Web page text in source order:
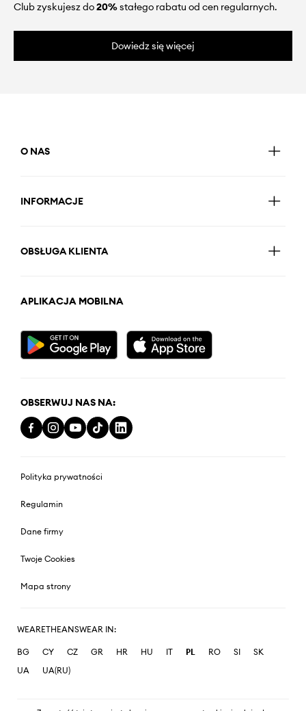
Club zyskujesz do20%stałego rabatu od cen regularnych.
Dowiedz się więcej
O NAS
INFORMACJE
OBSŁUGA KLIENTA
APLIKACJA MOBILNA
OBSERWUJ NAS NA:
Polityka prywatności
Regulamin
Dane firmy
Twoje Cookies
Mapa strony
WEARETHEANSWEAR IN:
BG CY CZ GR HR HU IT PL RO SI
SK
UA
UA(RU)